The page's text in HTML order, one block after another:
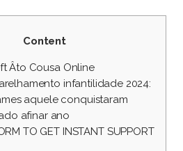
Content
Âto Cousa Online
infantilidade 2024:
aquele conquistaram
afinar ano
TO GET INSTANT SUPPORT